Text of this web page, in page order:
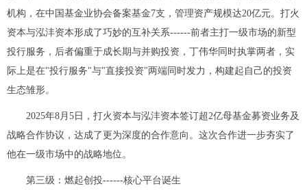
机构，在中国基金业协会备案基金7支，管理资产规模达20亿元。打火
资本与泓沣资本形成了巧妙的互补关系------前者主打一级市场的新型
投行服务，后者偏重于成长期与并购投资，丁伟华同时执掌两者，实
际上是在"投行服务"与"直接投资"两端同时发力，构建起自己的投资
生态雏形。
2025年8月5日，打火资本与泓沣资本签订超2亿母基金募资业务及
战略合作协议，达成了更为深度的合作意向。这次合作进一步夯实了
他在一级市场中的战略地位。
第三级：燃起创投------核心平台诞生